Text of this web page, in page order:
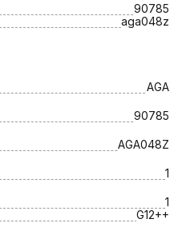
90785
aga048z
AGA
90785
AGA048Z
1
1
G12++